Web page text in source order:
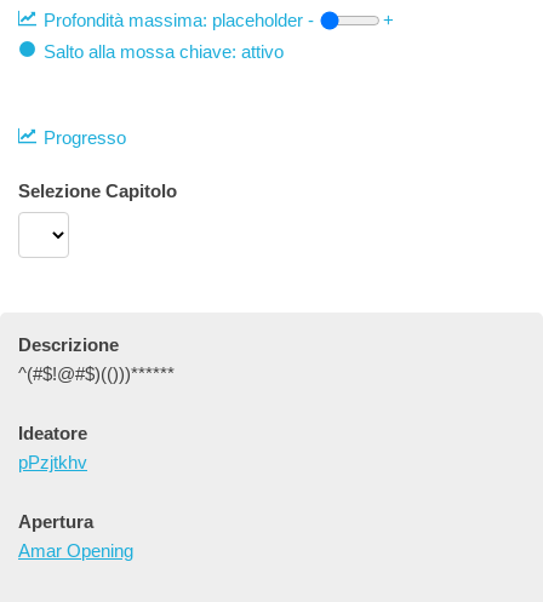
Profondità massima: placeholder -
+
Salto alla mossa chiave: attivo
Progresso
Selezione Capitolo
Descrizione
^(#$!@#$)(()))******
Ideatore
pPzjtkhv
Apertura
Amar Opening